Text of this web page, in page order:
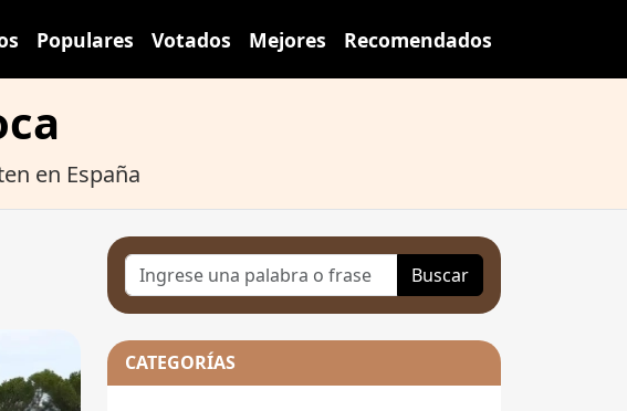
Populares Votados Mejores Recomendados
en España
Buscar
CATEGORÍAS